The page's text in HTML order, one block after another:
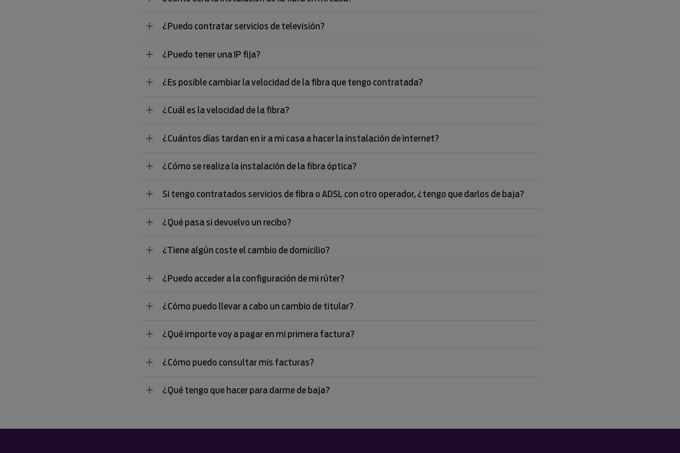
¿Puedo contratar servicios de televisión?
¿Puedo tener una IP fija?
¿Es posible cambiar la velocidad de la fibra que tengo contratada?
¿Cuál es la velocidad de la fibra?
¿Cuántos días tardan en ir a mi casa a hacer la instalación de internet?
¿Cómo se realiza la instalación de la fibra óptica?
Si tengo contratados servicios de fibra o ADSL con otro operador, ¿tengo que darlos de baja?
¿Qué pasa si devuelvo un recibo?
¿Tiene algún coste el cambio de domicilio?
¿Puedo acceder a la configuración de mi rúter?
¿Cómo puedo llevar a cabo un cambio de titular?
¿Qué importe voy a pagar en mi primera factura?
¿Cómo puedo consultar mis facturas?
¿Qué tengo que hacer para darme de baja?